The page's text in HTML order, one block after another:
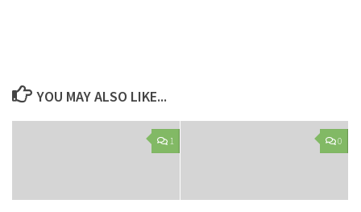
YOU MAY ALSO LIKE...
1 0